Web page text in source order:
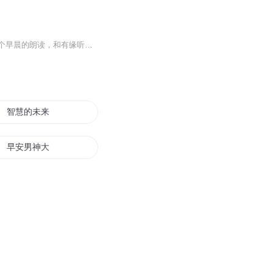
做早安诵读的分享起初是读到徐志摩的《偶然》，后来又找到其他一些经典的作品，就想做个早晨的朗读，和有缘听到这个专辑的朋友一起欣赏
智慧的未来
早安男神大人